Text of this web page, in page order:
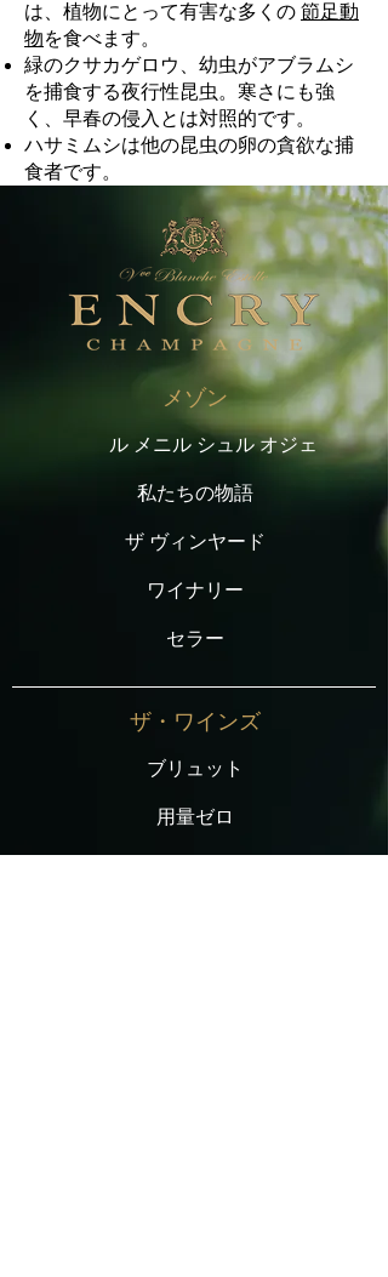
は、植物にとって有害な多くの 節足動
物を食べます。
緑のクサカゲロウ、幼虫がアブラムシ
を捕食する夜行性昆虫。寒さにも強
く、早春の侵入とは対照的です。
ハサミムシは他の昆虫の卵の貪欲な捕
食者です。
メゾン
ル メニル シュル オジェ
私たちの物語
ザ ヴィンヤード
ワイナリー
セラー
ザ・ワインズ
ブリュット
用量ゼロ